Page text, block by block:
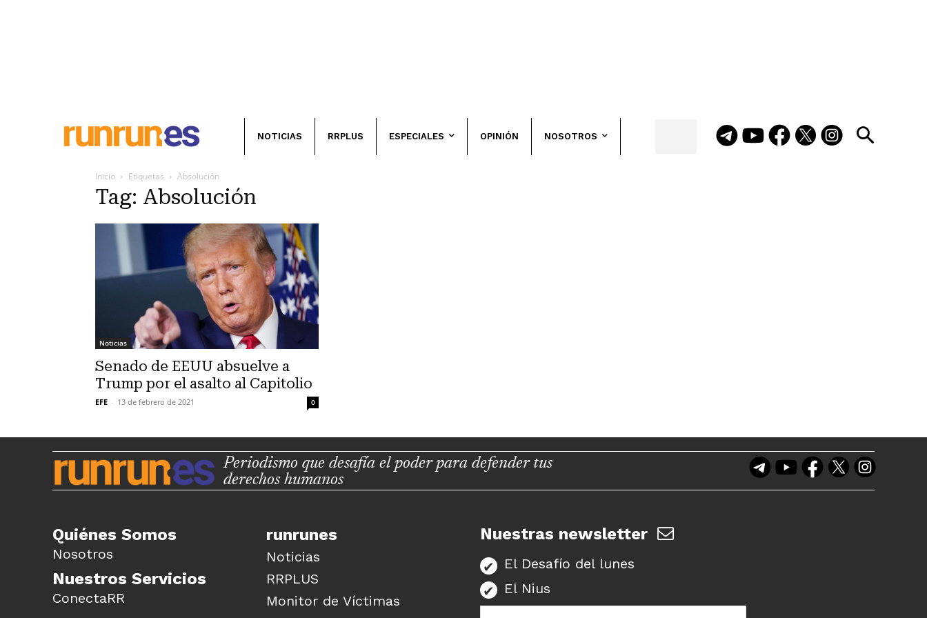
NOTICIAS RRPLUS ESPECIALES OPINIÓN NOSOTROS
Inicio Etiquetas Absolución
Tag: Absolución
Noticias
Senado de EEUU absuelve a
Trump por el asalto al Capitolio
EFE - 13 de febrero de 2021 0
Periodismo que desafía el poder para defender tus
derechos humanos
Quiénes Somos
Nosotros
Nuestros Servicios
ConectaRR
runrunes
Noticias
RRPLUS
Monitor de Víctimas
Nuestras newsletter
El Desafío del lunes
El Nius